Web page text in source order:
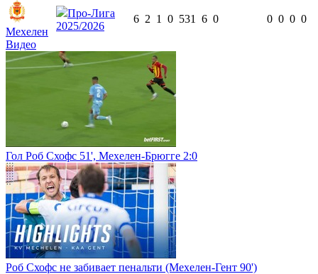
Мехелен
Про-Лига
2025/2026
6 2 1 0 531 6 0 0 0 0 0
Видео
Гол Роб Схофс 51', Мехелен-Брюгге 2:0
Роб Схофс не забивает пенальти (Мехелен-Гент 90')